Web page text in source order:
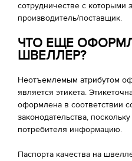
сотрудничестве с которыми
производитель/поставщик.
ЧТО ЕЩЕ
ШВЕЛЛЕР?
Неотъемлемым атрибутом
является этикета.
оформлена в соответствии
законодательства,
потребителя информацию.
Паспорта качества на